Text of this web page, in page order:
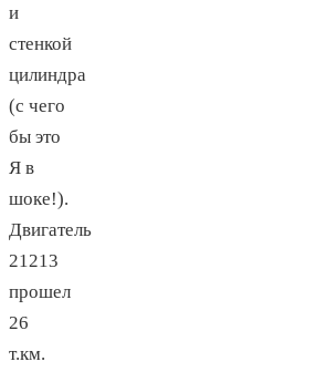
и
стенкой
цилиндра
(с чего
бы это
Я в
шоке!).
Двигатель
21213
прошел
26
т.км.